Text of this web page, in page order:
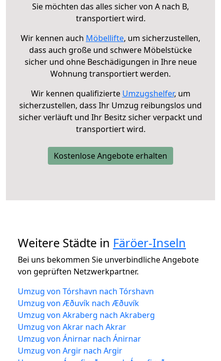
Sie möchten das alles sicher von A nach B,
transportiert wird.
Wir kennen auch Möbellifte, um sicherzustellen,
dass auch große und schwere Möbelstücke
sicher und ohne Beschädigungen in Ihre neue
Wohnung transportiert werden.
Wir kennen qualifizierte Umzugshelfer, um
sicherzustellen, dass Ihr Umzug reibungslos und
sicher verläuft und Ihr Besitz sicher verpackt und
transportiert wird.
Kostenlose Angebote erhalten
Weitere Städte in Färöer-Inseln
Bei uns bekommen Sie unverbindliche Angebote
von geprüften Netzwerkpartner.
Umzug von Tórshavn nach Tórshavn
Umzug von Æðuvík nach Æðuvík
Umzug von Akraberg nach Akraberg
Umzug von Akrar nach Akrar
Umzug von Ánirnar nach Ánirnar
Umzug von Argir nach Argir